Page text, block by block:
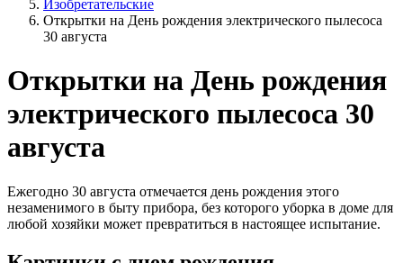
Изобретательские
Открытки на День рождения электрического пылесоса
30 августа
Открытки на День рождения
электрического пылесоса 30
августа
Ежегодно 30 августа отмечается день рождения этого
незаменимого в быту прибора, без которого уборка в доме для
любой хозяйки может превратиться в настоящее испытание.